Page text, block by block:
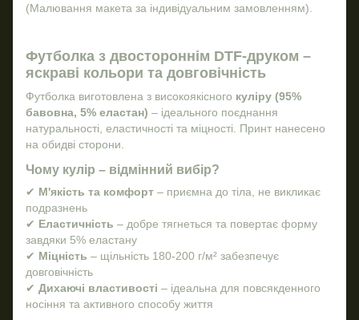
(Малювання макета за індивідуальним замовленням).
Футболка з двостороннім DTF-друком –
яскраві кольори та довговічність
Футболка виготовлена з високоякісного куліру (95%
бавовна, 5% еластан) – ідеального поєднання
натуральності, еластичності та міцності. Принт нанесено
на обидві сторони.
Чому кулір – відмінний вибір?
✔ М'якість та комфорт – приємна до тіла, не викликає
подразнень
✔ Еластичність – добре тягнеться та повертає форму
завдяки 5% еластану
✔ Міцність – щільність 180-200 г/м² забезпечує
довговічність
✔ Дихаючі властивості – ідеальна для повсякденного
носіння та активного способу життя